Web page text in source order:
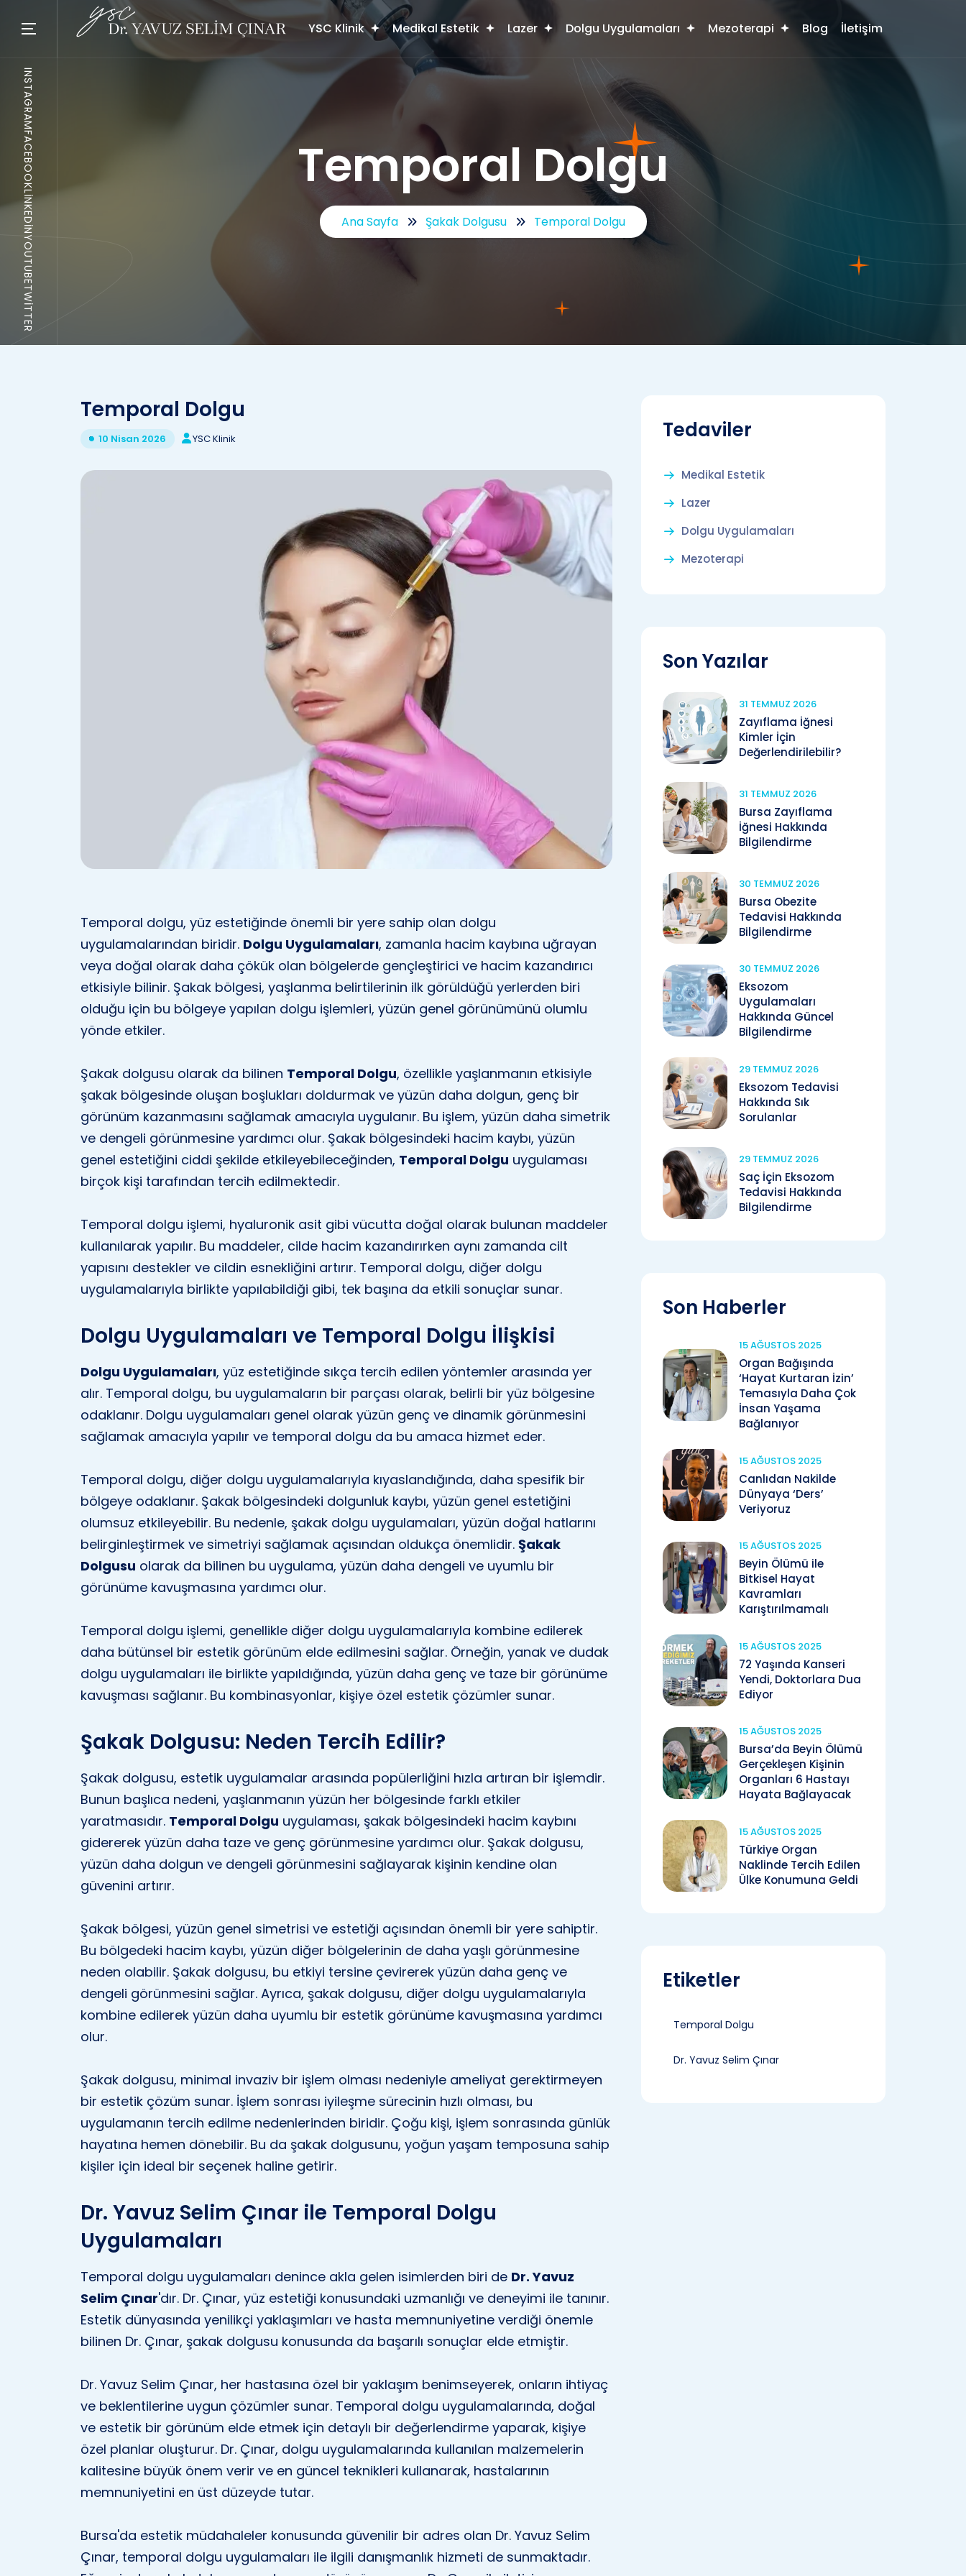
YSC Klinik Medikal Estetik Lazer Dolgu Uygulamaları Mezoterapi Blog İletişim
Temporal Dolgu
Ana Sayfa Şakak Dolgusu Temporal Dolgu
INSTAGRAM
FACEBOOK
LINKEDIN
YOUTUBE
TWITTER
Temporal Dolgu
10 Nisan 2026 YSC Klinik
Temporal dolgu, yüz estetiğinde önemli bir yere sahip olan dolgu
uygulamalarından biridir. Dolgu Uygulamaları, zamanla hacim kaybına uğrayan
veya doğal olarak daha çökük olan bölgelerde gençleştirici ve hacim kazandırıcı
etkisiyle bilinir. Şakak bölgesi, yaşlanma belirtilerinin ilk görüldüğü yerlerden biri
olduğu için bu bölgeye yapılan dolgu işlemleri, yüzün genel görünümünü olumlu
yönde etkiler.
Şakak dolgusu olarak da bilinen Temporal Dolgu, özellikle yaşlanmanın etkisiyle
şakak bölgesinde oluşan boşlukları doldurmak ve yüzün daha dolgun, genç bir
görünüm kazanmasını sağlamak amacıyla uygulanır. Bu işlem, yüzün daha simetrik
ve dengeli görünmesine yardımcı olur. Şakak bölgesindeki hacim kaybı, yüzün
genel estetiğini ciddi şekilde etkileyebileceğinden, Temporal Dolgu uygulaması
birçok kişi tarafından tercih edilmektedir.
Temporal dolgu işlemi, hyaluronik asit gibi vücutta doğal olarak bulunan maddeler
kullanılarak yapılır. Bu maddeler, cilde hacim kazandırırken aynı zamanda cilt
yapısını destekler ve cildin esnekliğini artırır. Temporal dolgu, diğer dolgu
uygulamalarıyla birlikte yapılabildiği gibi, tek başına da etkili sonuçlar sunar.
Dolgu Uygulamaları ve Temporal Dolgu İlişkisi
Dolgu Uygulamaları, yüz estetiğinde sıkça tercih edilen yöntemler arasında yer
alır. Temporal dolgu, bu uygulamaların bir parçası olarak, belirli bir yüz bölgesine
odaklanır. Dolgu uygulamaları genel olarak yüzün genç ve dinamik görünmesini
sağlamak amacıyla yapılır ve temporal dolgu da bu amaca hizmet eder.
Temporal dolgu, diğer dolgu uygulamalarıyla kıyaslandığında, daha spesifik bir
bölgeye odaklanır. Şakak bölgesindeki dolgunluk kaybı, yüzün genel estetiğini
olumsuz etkileyebilir. Bu nedenle, şakak dolgu uygulamaları, yüzün doğal hatlarını
belirginleştirmek ve simetriyi sağlamak açısından oldukça önemlidir. Şakak
Dolgusu olarak da bilinen bu uygulama, yüzün daha dengeli ve uyumlu bir
görünüme kavuşmasına yardımcı olur.
Temporal dolgu işlemi, genellikle diğer dolgu uygulamalarıyla kombine edilerek
daha bütünsel bir estetik görünüm elde edilmesini sağlar. Örneğin, yanak ve dudak
dolgu uygulamaları ile birlikte yapıldığında, yüzün daha genç ve taze bir görünüme
kavuşması sağlanır. Bu kombinasyonlar, kişiye özel estetik çözümler sunar.
Şakak Dolgusu: Neden Tercih Edilir?
Şakak dolgusu, estetik uygulamalar arasında popülerliğini hızla artıran bir işlemdir.
Bunun başlıca nedeni, yaşlanmanın yüzün her bölgesinde farklı etkiler
yaratmasıdır. Temporal Dolgu uygulaması, şakak bölgesindeki hacim kaybını
gidererek yüzün daha taze ve genç görünmesine yardımcı olur. Şakak dolgusu,
yüzün daha dolgun ve dengeli görünmesini sağlayarak kişinin kendine olan
güvenini artırır.
Şakak bölgesi, yüzün genel simetrisi ve estetiği açısından önemli bir yere sahiptir.
Bu bölgedeki hacim kaybı, yüzün diğer bölgelerinin de daha yaşlı görünmesine
neden olabilir. Şakak dolgusu, bu etkiyi tersine çevirerek yüzün daha genç ve
dengeli görünmesini sağlar. Ayrıca, şakak dolgusu, diğer dolgu uygulamalarıyla
kombine edilerek yüzün daha uyumlu bir estetik görünüme kavuşmasına yardımcı
olur.
Şakak dolgusu, minimal invaziv bir işlem olması nedeniyle ameliyat gerektirmeyen
bir estetik çözüm sunar. İşlem sonrası iyileşme sürecinin hızlı olması, bu
uygulamanın tercih edilme nedenlerinden biridir. Çoğu kişi, işlem sonrasında günlük
hayatına hemen dönebilir. Bu da şakak dolgusunu, yoğun yaşam temposuna sahip
kişiler için ideal bir seçenek haline getirir.
Dr. Yavuz Selim Çınar ile Temporal Dolgu
Uygulamaları
Temporal dolgu uygulamaları denince akla gelen isimlerden biri de Dr. Yavuz
Selim Çınar'dır. Dr. Çınar, yüz estetiği konusundaki uzmanlığı ve deneyimi ile tanınır.
Estetik dünyasında yenilikçi yaklaşımları ve hasta memnuniyetine verdiği önemle
bilinen Dr. Çınar, şakak dolgusu konusunda da başarılı sonuçlar elde etmiştir.
Dr. Yavuz Selim Çınar, her hastasına özel bir yaklaşım benimseyerek, onların ihtiyaç
ve beklentilerine uygun çözümler sunar. Temporal dolgu uygulamalarında, doğal
ve estetik bir görünüm elde etmek için detaylı bir değerlendirme yaparak, kişiye
özel planlar oluşturur. Dr. Çınar, dolgu uygulamalarında kullanılan malzemelerin
kalitesine büyük önem verir ve en güncel teknikleri kullanarak, hastalarının
memnuniyetini en üst düzeyde tutar.
Bursa'da estetik müdahaleler konusunda güvenilir bir adres olan Dr. Yavuz Selim
Çınar, temporal dolgu uygulamaları ile ilgili danışmanlık hizmeti de sunmaktadır.
Tedaviler
Medikal Estetik
Lazer
Dolgu Uygulamaları
Mezoterapi
Son Yazılar
31 TEMMUZ 2026
Zayıflama İğnesi
Kimler İçin
Değerlendirilebilir?
31 TEMMUZ 2026
Bursa Zayıflama
İğnesi Hakkında
Bilgilendirme
30 TEMMUZ 2026
Bursa Obezite
Tedavisi Hakkında
Bilgilendirme
30 TEMMUZ 2026
Eksozom
Uygulamaları
Hakkında Güncel
Bilgilendirme
29 TEMMUZ 2026
Eksozom Tedavisi
Hakkında Sık
Sorulanlar
29 TEMMUZ 2026
Saç İçin Eksozom
Tedavisi Hakkında
Bilgilendirme
Son Haberler
15 AĞUSTOS 2025
Organ Bağışında
‘Hayat Kurtaran İzin’
Temasıyla Daha Çok
İnsan Yaşama
Bağlanıyor
15 AĞUSTOS 2025
Canlıdan Nakilde
Dünyaya ‘Ders’
Veriyoruz
15 AĞUSTOS 2025
Beyin Ölümü ile
Bitkisel Hayat
Kavramları
Karıştırılmamalı
15 AĞUSTOS 2025
72 Yaşında Kanseri
Yendi, Doktorlara Dua
Ediyor
15 AĞUSTOS 2025
Bursa’da Beyin Ölümü
Gerçekleşen Kişinin
Organları 6 Hastayı
Hayata Bağlayacak
15 AĞUSTOS 2025
Türkiye Organ
Naklinde Tercih Edilen
Ülke Konumuna Geldi
Etiketler
Temporal Dolgu
Dr. Yavuz Selim Çınar